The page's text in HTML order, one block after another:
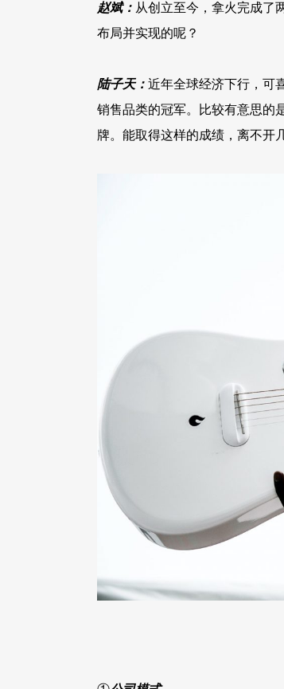
赵斌： 从创立至今，拿火完成了
布局并实现的呢？
陆子天： 近年全球经济下行，可
销售品类的冠军。比较有意思的
牌。能取得这样的成绩，离不开